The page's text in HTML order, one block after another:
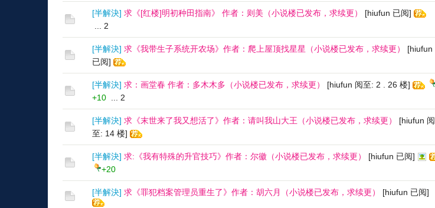
[半解決] 求《[红楼]明初种田指南》 作者：则美（小说楼已发布，求续更）
[hiufun 已阅]
2
[半解決] 求《我带生子系统开农场》作者：爬上屋顶找星星（小说楼已发布，求续更）
[hiufun
已阅]
[半解決] 求：画堂春 作者：多木木多（小说楼已发布，求续更）
[hiufun 阅至: 2 . 26 楼]
+10
2
[半解決] 求《末世来了我又想活了》作者：请叫我山大王（小说楼已发布，求续更）
[hiufun 阅
至: 14 楼]
[半解決] 求:《我有特殊的升官技巧》作者：尔徽（小说楼已发布，求续更）
[hiufun 已阅]
+20
[半解決] 求《罪犯档案管理员重生了》作者：胡六月（小说楼已发布，求续更） [hiufun 已阅]